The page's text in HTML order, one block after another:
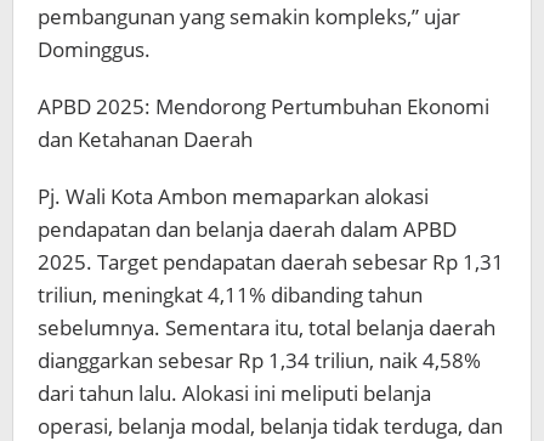
pembangunan yang semakin kompleks,” ujar
Dominggus.
APBD 2025: Mendorong Pertumbuhan Ekonomi
dan Ketahanan Daerah
Pj. Wali Kota Ambon memaparkan alokasi
pendapatan dan belanja daerah dalam APBD
2025. Target pendapatan daerah sebesar Rp 1,31
triliun, meningkat 4,11% dibanding tahun
sebelumnya. Sementara itu, total belanja daerah
dianggarkan sebesar Rp 1,34 triliun, naik 4,58%
dari tahun lalu. Alokasi ini meliputi belanja
operasi, belanja modal, belanja tidak terduga, dan